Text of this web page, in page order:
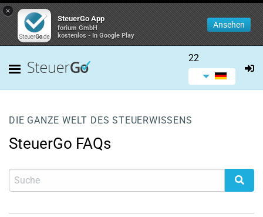
×
SteuerGo App
forium GmbH
kostenlos - In Google Play
Ansehen
22
DIE GANZE WELT DES STEUERWISSENS
SteuerGo FAQs